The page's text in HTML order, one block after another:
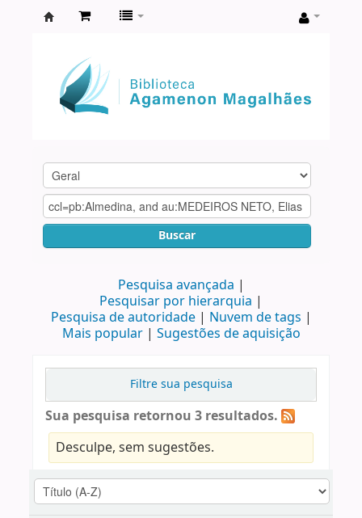
Agamenon
Magalhães
Buscar
Pesquisa avançada
Pesquisar por hierarquia
Pesquisa de autoridade
Nuvem de tags
Mais popular
Sugestões de aquisição
Filtre sua pesquisa
Sua pesquisa retornou 3 resultados.
Desculpe, sem sugestões.